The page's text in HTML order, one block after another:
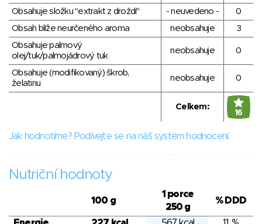
Obsahuje složku "extrakt z droždí"
- neuvedeno -
0
Obsah blíže neurčeného aroma
neobsahuje
3
Obsahuje palmový
olej/tuk/palmojádrový tuk
neobsahuje 0
Obsahuje (modifikovaný) škrob,
želatinu
neobsahuje 0
Celkem:
16
Jak hodnotíme? Podívejte se na náš systém hodnocení.
Nutriční hodnoty
100 g
1 porce
250 g
% DDD